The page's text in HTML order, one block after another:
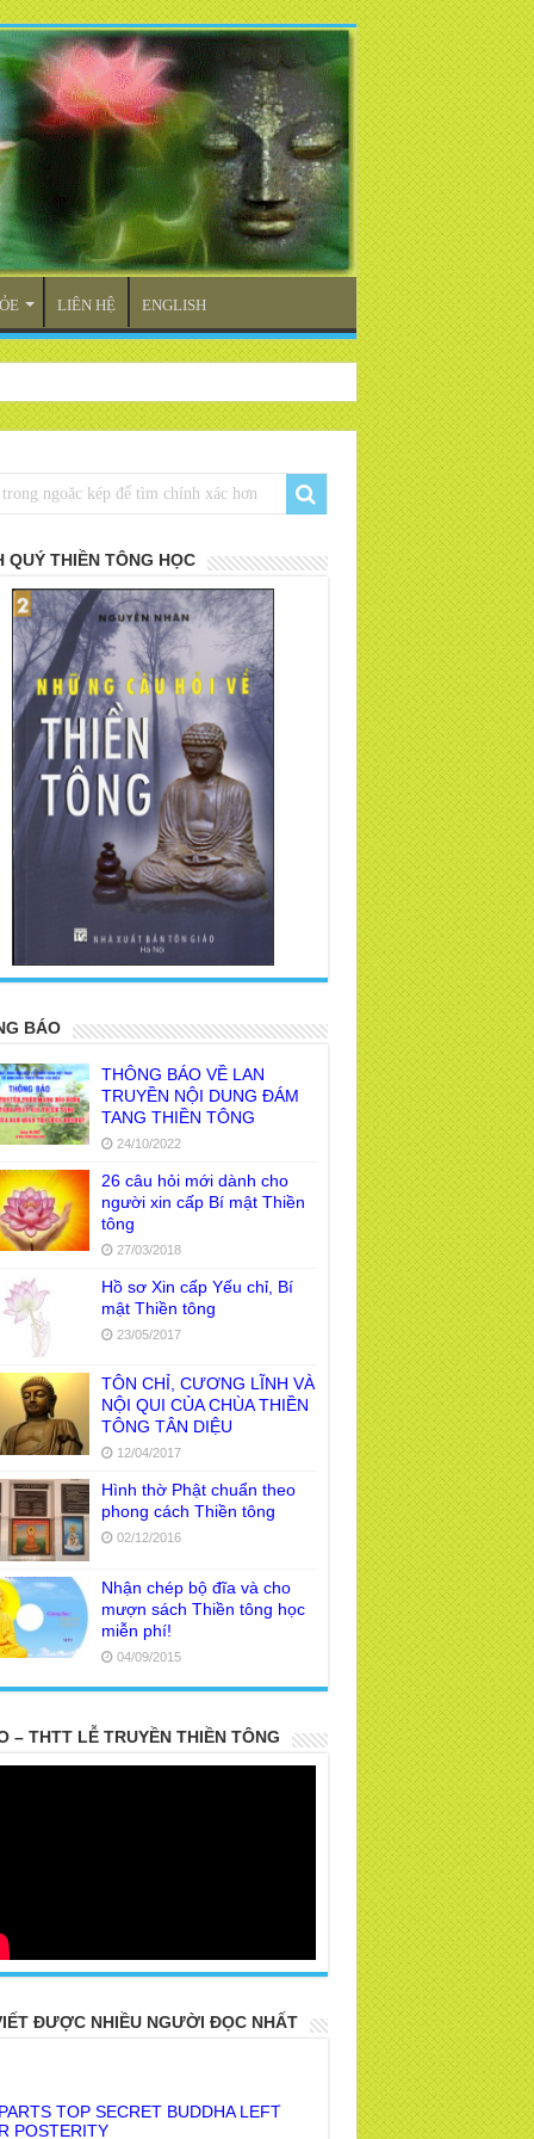
LIÊN HỆ ENGLISH
QUÝ THIỀN TÔNG HỌC
BÁO
THÔNG BÁO VỀ LAN
TRUYỀN NỘI DUNG ĐÁM
TANG THIỀN TÔNG
24/10/2022
26 câu hỏi mới dành cho
người xin cấp Bí mật Thiền
tông
27/03/2018
Hồ sơ Xin cấp Yếu chỉ, Bí
mật Thiền tông
23/05/2017
TÔN CHỈ, CƯƠNG LĨNH VÀ
NỘI QUI CỦA CHÙA THIỀN
TÔNG TÂN DIỆU
12/04/2017
Hình thờ Phật chuẩn theo
phong cách Thiền tông
02/12/2016
Nhận chép bộ đĩa và cho
mượn sách Thiền tông học
miễn phí!
04/09/2015
– THTT LỄ TRUYỀN THIỀN TÔNG
ĐƯỢC NHIỀU NGƯỜI ĐỌC NHẤT
TRUTH OF THE EARTH